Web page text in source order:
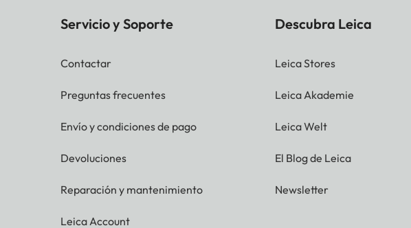
lentes externas.
Dimensiones (Ancho x A x P)
Peso
aprox. 640 g
Servicio y Soporte
Contactar
Preguntas frecuentes
Envío y condiciones de pago
Devoluciones
Reparación y mantenimiento
Leica Account
Descubra Leica
Leica Stores
Leica Akademie
Leica Welt
El Blog de Leica
Newsletter